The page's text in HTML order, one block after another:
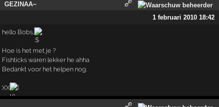
GEZINAA~
1 februari 2010 18:42
hello Bobs,
Hoe is het met je ?
Fishticks waren lekker he ahha
Bedankt voor het helpen nog.
XX